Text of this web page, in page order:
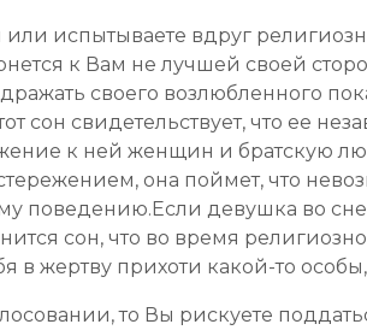
испытываете вдруг
к Вам не лучшей своей
своего возлюбленного
сон свидетельствует, что ее
к ней женщин и братскую
она поймет, что
поведению.Если девушка во сне
сон, что во время
в жертву прихоти какой-то
то Вы рискуете